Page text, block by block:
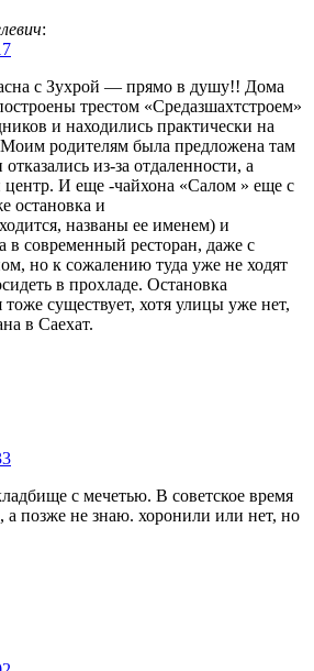
:
с Зухрой — прямо в душу!! Дома
трестом «Средазшахтстроем»
и находились практически на
Моим родителям была предложена там
из-за отдаленности, а
центр. И еще -чайхона «Салом » еще с
остановка и
названы ее именем) и
в современный ресторан, даже с
но к сожалению туда уже не ходят
в прохладе. Остановка
тоже существует, хотя улицы уже нет,
в Саехат.
с мечетью. В советское время
а позже не знаю. хоронили или нет, но